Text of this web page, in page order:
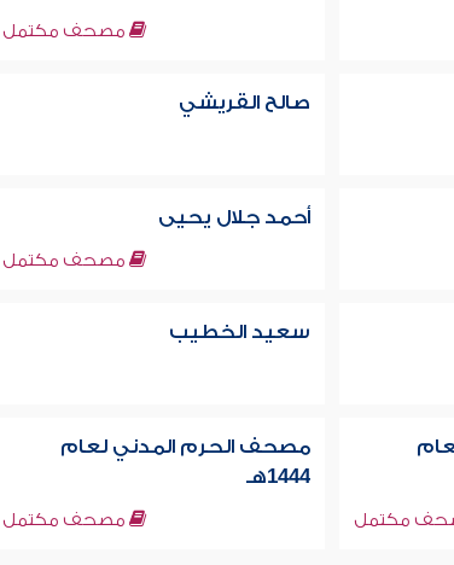
مصحف مكتمل
صالح القريشي
أحمد جلال يحيى
مصحف مكتمل
سعيد الخطيب
مكتمل
مصحف الحرم المدني لعام
1444هـ
مصحف مكتمل